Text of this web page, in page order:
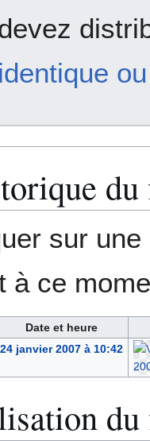
identique
sur
à ce
Date et heure
24 janvier 2007 à 10:42
du